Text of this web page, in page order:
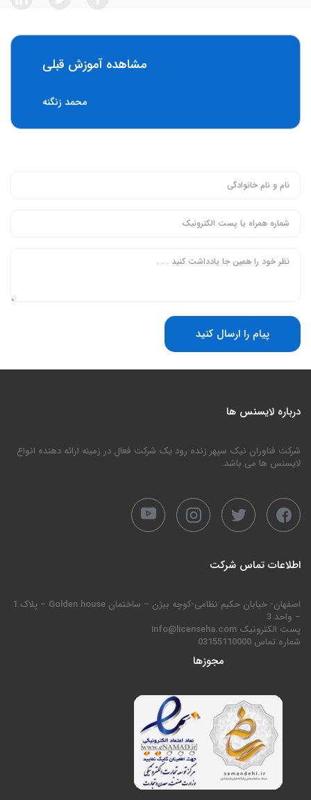
مشاهده آموزش قبلی
محمد زنگنه
پیام را ارسال کنید
درباره لایسنس ها
شرکت فناوران نیک سپهر زنده رود یک شرکت فعال در زمینه ارائه دهنده انواع
لایسنس ها می باشد.
اطلاعات تماس شرکت
اصفهان- خیابان حکیم نظامی-کوچه بیژن – ساختمان Golden house – پلاک 1
– واحد 3
پست الکترونیک info@licenseha.com
شماره تماس 03155110000
مجوزها